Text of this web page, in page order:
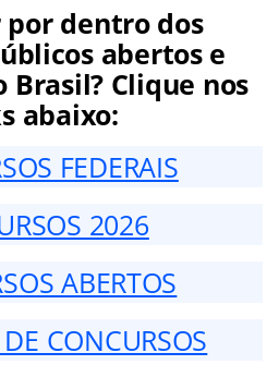
dentro dos
abertos e
Brasil? Clique nos
abaixo:
FEDERAIS
2026
ABERTOS
CONCURSOS